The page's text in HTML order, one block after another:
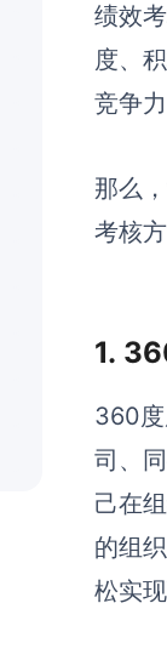
绩效
度、
竞争力
那么
考核
1.
360度
司、
己在
的组织
松实